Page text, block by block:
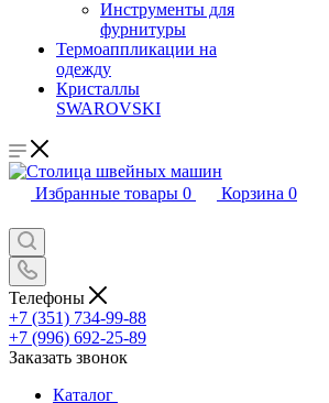
Инструменты для
фурнитуры
Термоаппликации на
одежду
Кристаллы
SWAROVSKI
Избранные товары 0 Корзина 0
Телефоны
+7 (351) 734-99-88
+7 (996) 692-25-89
Заказать звонок
Каталог